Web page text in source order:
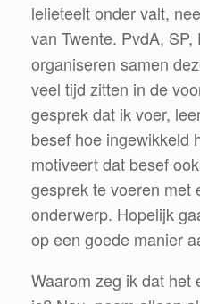
lelieteelt onder valt,
van Twente. PvdA, SP,
organiseren samen
veel tijd zitten in de
gesprek dat ik voer,
besef hoe ingewikkeld
motiveert dat besef
gesprek te voeren met
onderwerp. Hopelijk
op een goede manier
Waarom zeg ik dat het